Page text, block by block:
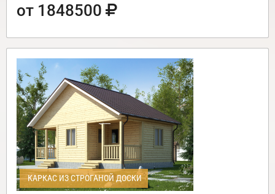
от 1848500
КАРКАС ИЗ СТРОГАНОЙ ДОСКИ